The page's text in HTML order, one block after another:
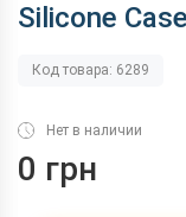
Silicone
Код товара: 6289
Нет в наличии
0 грн